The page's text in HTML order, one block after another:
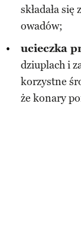
składała
owadów;
ucieczka
dziuplach i
korzystne
że konary